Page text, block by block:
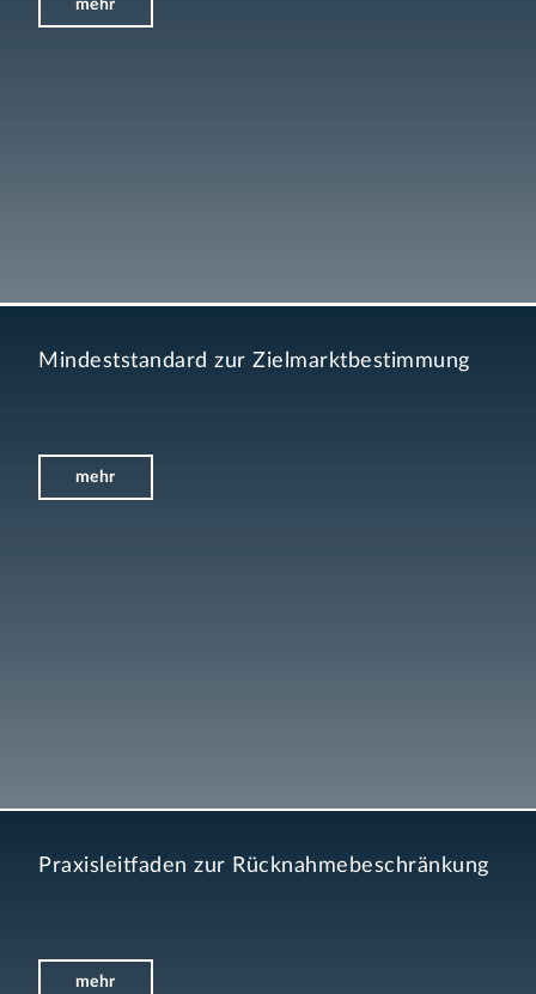
mehr
Mindeststandard zur Zielmarktbestimmung
mehr
Praxisleitfaden zur Rücknahmebeschränkung
mehr